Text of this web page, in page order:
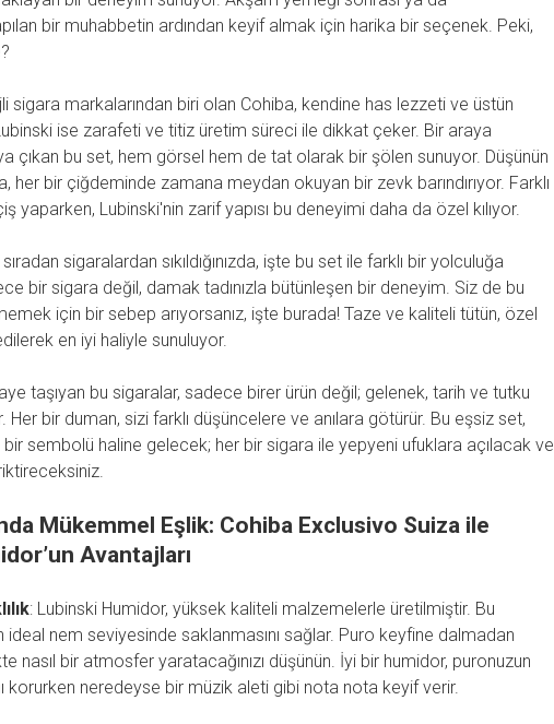
bir muhabbetin ardından keyif almak için harika bir seçenek. Peki,
sigara markalarından biri olan Cohiba, kendine has lezzeti ve üstün
ise zarafeti ve titiz üretim süreci ile dikkat çeker. Bir araya
çıkan bu set, hem görsel hem de tat olarak bir şölen sunuyor. Düşünün
her bir çiğdeminde zamana meydan okuyan bir zevk barındırıyor. Farklı
yaparken, Lubinski'nin zarif yapısı bu deneyimi daha da özel kılıyor.
sigaralardan sıkıldığınızda, işte bu set ile farklı bir yolculuğa
bir sigara değil, damak tadınızla bütünleşen bir deneyim. Siz de bu
için bir sebep arıyorsanız, işte burada! Taze ve kaliteli tütün, özel
en iyi haliyle sunuluyor.
taşıyan bu sigaralar, sadece birer ürün değil; gelenek, tarih ve tutku
Her bir duman, sizi farklı düşüncelere ve anılara götürür. Bu eşsiz set,
sembolü haline gelecek; her bir sigara ile yepyeni ufuklara açılacak ve
Mükemmel Eşlik: Cohiba Exclusivo Suiza ile
Avantajları
: Lubinski Humidor, yüksek kaliteli malzemelerle üretilmiştir. Bu
ideal nem seviyesinde saklanmasını sağlar. Puro keyfine dalmadan
nasıl bir atmosfer yaratacağınızı düşünün. İyi bir humidor, puronuzun
korurken neredeyse bir müzik aleti gibi nota nota keyif verir.